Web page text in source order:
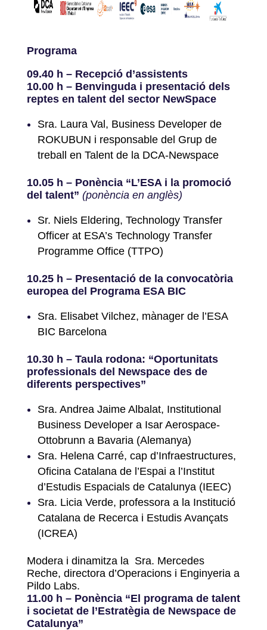
Programa
09.40 h – Recepció d’assistents
10.00 h – Benvinguda i presentació dels
reptes en talent del sector NewSpace
Sra. Laura Val, Business Developer de
ROKUBUN i responsable del Grup de
treball en Talent de la DCA-Newspace
10.05 h – Ponència “L’ESA i la promoció
del talent” (ponència en anglès)
Sr. Niels Eldering, Technology Transfer
Officer at ESA’s Technology Transfer
Programme Office (TTPO)
10.25 h – Presentació de la convocatòria
europea del Programa ESA BIC
Sra. Elisabet Vilchez, mànager de l’ESA
BIC Barcelona
10.30 h – Taula rodona: “Oportunitats
professionals del Newspace des de
diferents perspectives”
Sra. Andrea Jaime Albalat, Institutional
Business Developer a Isar Aerospace-
Ottobrunn a Bavaria (Alemanya)
Sra. Helena Carré, cap d’Infraestructures,
Oficina Catalana de l’Espai a l’Institut
d’Estudis Espacials de Catalunya (IEEC)
Sra. Licia Verde, professora a la Institució
Catalana de Recerca i Estudis Avançats
(ICREA)
Modera i dinamitza la Sra. Mercedes
Reche, directora d’Operacions i Enginyeria a
Pildo Labs.
11.00 h – Ponència “El programa de talent
i societat de l’Estratègia de Newspace de
Catalunya”